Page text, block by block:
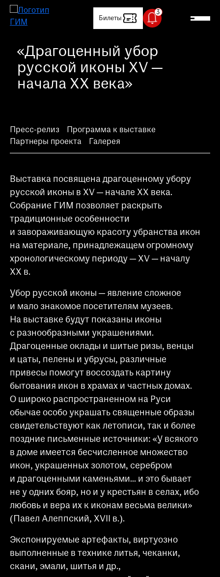
Билеты
Посетителям
Выставки и события
Контакты
Магазин
Клуб друзей
Артиллерийский двор временно
закрыт
закрыт
В залах Исторического музея
установлен специальный
температурный режим: 18-20 °C.
Просим вас учитывать это
при посещении музея
Опрос о качестве работы музея
Просим вас пройти опрос
Пройти опрос
«Драгоценный убор
русской иконы XV —
начала XX века»
Пресс-релиз
Программа к выставке
Партнеры проекта
Галерея
Выставка посвящена драгоценному убору
русской иконы в XV — начале XX века.
Собрание ГИМ позволяет раскрыть
традиционные особенности
и завораживающую красоту убранства икон
на материале, принадлежащем огромному
хронологическому периоду — XV — началу
XX в.
Убор русской иконы — явление сложное
и мало знакомое посетителям музеев.
На выставке будут показаны иконы
с разнообразными украшениями.
Драгоценные оклады и шитые ризы, венцы
и цаты, пелены и убрусы, различные
привесы помогут воссоздать картину
бытования икон в храмах и частных домах.
О широко распространенном на Руси
обычае особо украшать священные образы
свидетельствуют как летописи, так и более
поздние письменные источники: «У всякого
в доме имеется бесчисленное множество
икон, украшенных золотом, серебром
и драгоценными каменьями... и это бывает
не у одних бояр, но и у крестьян в селах, ибо
любовь и вера их к иконам весьма велики»
(Павел Алеппский, XVII в.).
Экспонируемые артефакты, виртуозно
выполненные в технике литья, чеканки,
скани, эмали, шитья и др.,